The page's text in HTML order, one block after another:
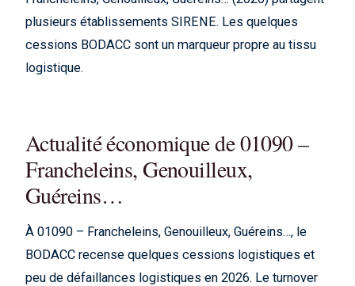
plusieurs établissements SIRENE. Les quelques
cessions BODACC sont un marqueur propre au tissu
logistique.
Actualité économique de 01090 –
Francheleins, Genouilleux,
Guéreins…
À 01090 – Francheleins, Genouilleux, Guéreins…, le
BODACC recense quelques cessions logistiques et
peu de défaillances logistiques en 2026. Le turnover